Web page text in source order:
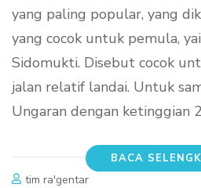
yang paling popular, yang
yang cocok untuk pemula,
Sidomukti. Disebut cocok
jalan relatif landai. Untuk
Ungaran dengan ketinggian
BACA
tim ra'gentar